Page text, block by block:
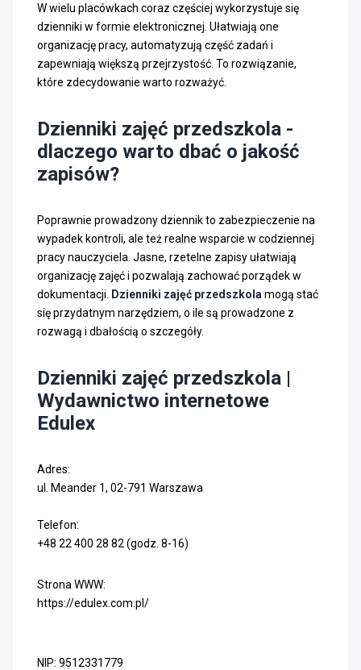
W wielu placówkach coraz częściej wykorzystuje się
dzienniki w formie elektronicznej. Ułatwiają one
organizację pracy, automatyzują część zadań i
zapewniają większą przejrzystość. To rozwiązanie,
które zdecydowanie warto rozważyć.
Dzienniki zajęć przedszkola -
dlaczego warto dbać o jakość
zapisów?
Poprawnie prowadzony dziennik to zabezpieczenie na
wypadek kontroli, ale też realne wsparcie w codziennej
pracy nauczyciela. Jasne, rzetelne zapisy ułatwiają
organizację zajęć i pozwalają zachować porządek w
dokumentacji.
Dzienniki zajęć przedszkola mogą stać
się przydatnym narzędziem, o ile są prowadzone z
rozwagą i dbałością o szczegóły.
Dzienniki zajęć przedszkola |
Wydawnictwo internetowe
Edulex
Adres:
ul. Meander 1, 02-791 Warszawa
Telefon:
+48 22 400 28 82 (godz. 8-16)
Strona WWW:
https://edulex.com.pl/
NIP: 9512331779